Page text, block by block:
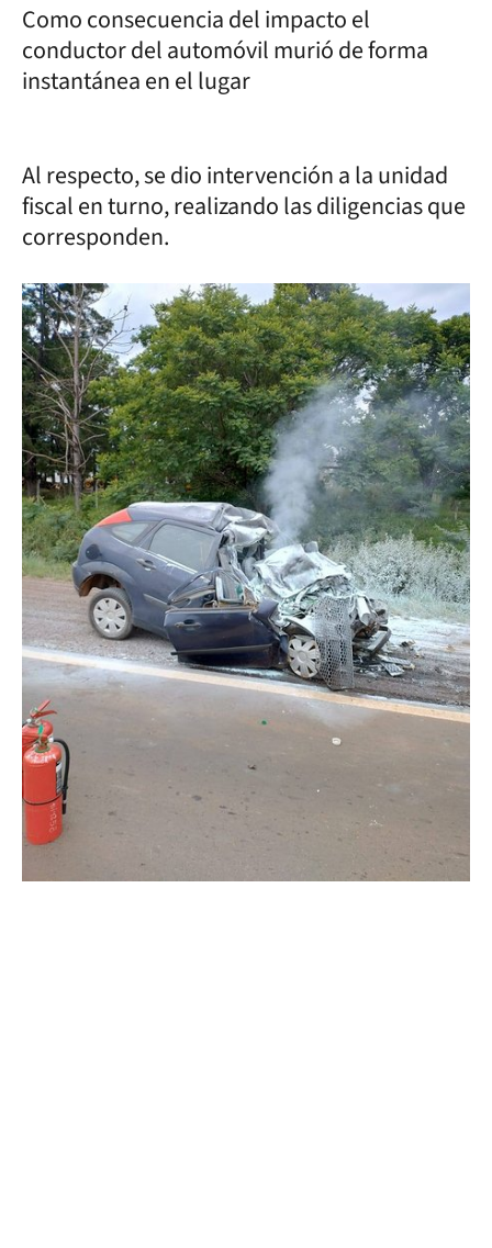
Como consecuencia del impacto el
conductor del automóvil murió de forma
instantánea en el lugar
Al respecto, se dio intervención a la unidad
fiscal en turno, realizando las diligencias que
corresponden.